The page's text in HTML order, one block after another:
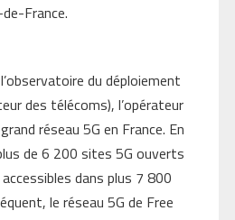
France.
du déploiement
des télécoms), l’opérateur
réseau 5G en France. En
de 6 200 sites 5G ouverts
dans plus 7 800
le réseau 5G de Free